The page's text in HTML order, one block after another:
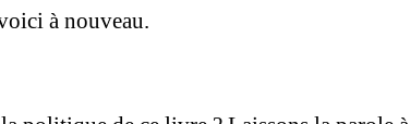
à nouveau.